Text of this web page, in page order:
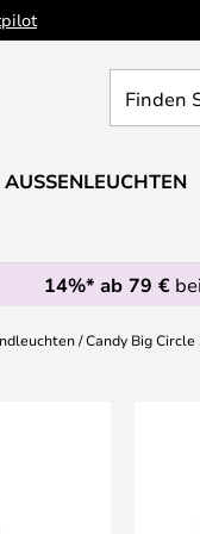
Sie
Leuchte...
AUSSENLEUCHTEN
14%* ab 79 €
Candy Big